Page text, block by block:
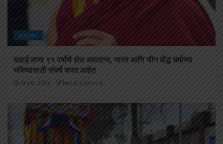
SOCIAL
दलाई लामा ९१ वर्षांचे होत असताना, भारत आणि चीन बौद्ध धर्माच्या
भविष्यासाठी संघर्ष करत आहेत
July 8, 2026 buddhistbharat